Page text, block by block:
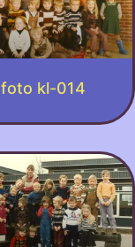
foto kl-014